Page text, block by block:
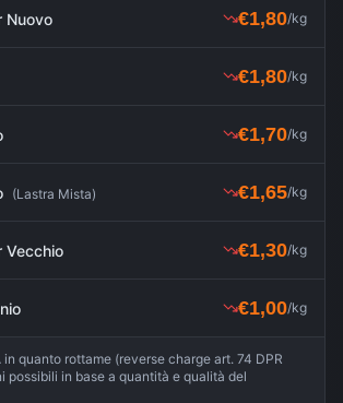
Nuovo €1,80/kg
€1,80/kg
€1,70/kg
(Lastra Mista) €1,65/kg
Vecchio €1,30/kg
€1,00/kg
in quanto rottame (reverse charge art. 74 DPR
possibili in base a quantità e qualità del